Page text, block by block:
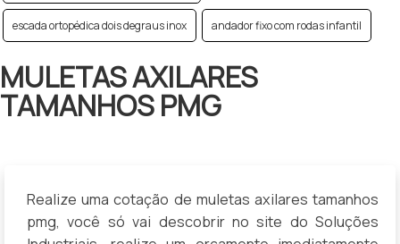
escada ortopédica dois degraus inox andador fixo com rodas infantil
MULETAS AXILARES
TAMANHOS PMG
Realize uma cotação de muletas axilares tamanhos
pmg, você só vai descobrir no site do Soluções